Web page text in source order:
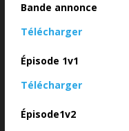
Bande annonce
Télécharger
Épisode 1v1
Télécharger
Épisode1v2